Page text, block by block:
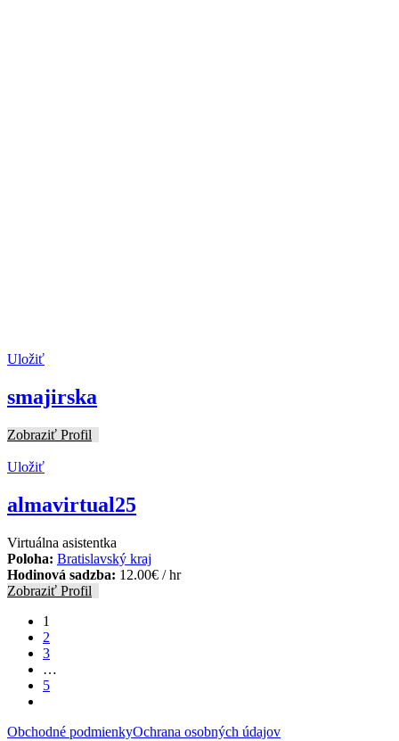
Uložiť
smajirska
Zobraziť Profil
Uložiť
almavirtual25
Virtuálna asistentka
Poloha: Bratislavský kraj
Hodinová sadzba: 12.00€ / hr
Zobraziť Profil
1
2
3
…
5
Obchodné podmienkyOchrana osobných údajov